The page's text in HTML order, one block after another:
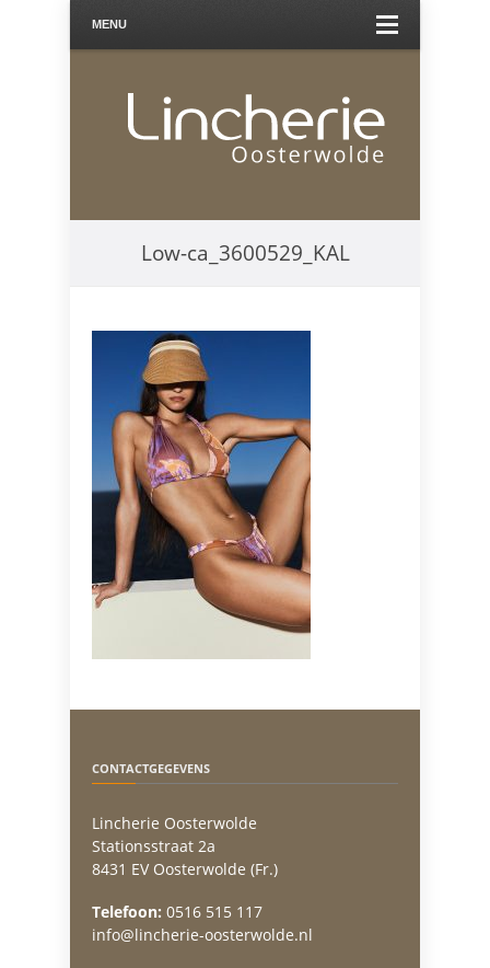
MENU
Low-ca_3600529_KAL
CONTACTGEGEVENS
Lincherie Oosterwolde
Stationsstraat 2a
8431 EV Oosterwolde (Fr.)
Telefoon: 0516 515 117
info@lincherie-oosterwolde.nl